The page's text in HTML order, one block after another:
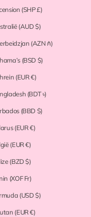
(SHP £)
(AUD $)
(AZN ₼)
(BSD $)
(EUR €)
(BDT ৳)
(BBD $)
(EUR €)
(EUR €)
(BZD $)
(XOF Fr)
(USD $)
(EUR €)